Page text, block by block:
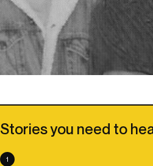
Stories you need to
1